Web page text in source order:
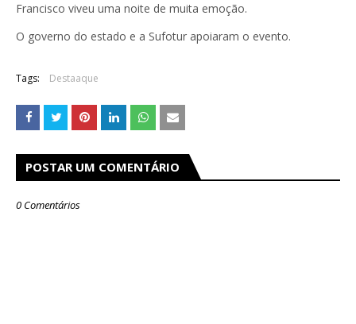
Francisco viveu uma noite de muita emoção.
O governo do estado e a Sufotur apoiaram o evento.
Tags: Destaaque
POSTAR UM COMENTÁRIO
0 Comentários